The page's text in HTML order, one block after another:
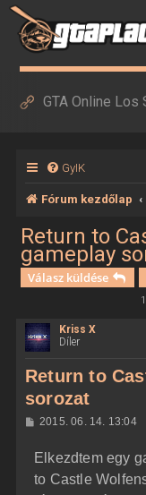
GTA Online Los
GyIK
Fórum kezdőlap
Return to
gameplay
Válasz küldése
Kriss X
Díler
Return to
sorozat
H
z
s
2015. 06. 14. 13:04
Elkezdtem egy
to Castle